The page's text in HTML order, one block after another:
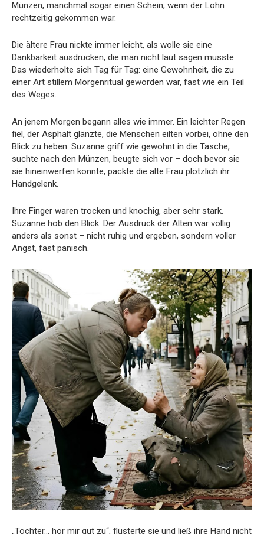
Münzen, manchmal sogar einen Schein, wenn der Lohn
rechtzeitig gekommen war.
Die ältere Frau nickte immer leicht, als wolle sie eine
Dankbarkeit ausdrücken, die man nicht laut sagen musste.
Das wiederholte sich Tag für Tag: eine Gewohnheit, die zu
einer Art stillem Morgenritual geworden war, fast wie ein Teil
des Weges.
An jenem Morgen begann alles wie immer. Ein leichter Regen
fiel, der Asphalt glänzte, die Menschen eilten vorbei, ohne den
Blick zu heben. Suzanne griff wie gewohnt in die Tasche,
suchte nach den Münzen, beugte sich vor – doch bevor sie
sie hineinwerfen konnte, packte die alte Frau plötzlich ihr
Handgelenk.
Ihre Finger waren trocken und knochig, aber sehr stark.
Suzanne hob den Blick: Der Ausdruck der Alten war völlig
anders als sonst – nicht ruhig und ergeben, sondern voller
Angst, fast panisch.
„Tochter… hör mir gut zu“, flüsterte sie und ließ ihre Hand nicht